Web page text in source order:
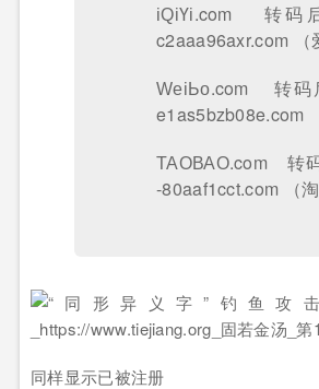
іԚіҮі.com 转
c2aaa96axr.com （
ԜеіЬо.com 转
e1as5bzb08e.com
ТАОВАО.com 转
-80aaf1cct.com （淘
同样显示已被注册